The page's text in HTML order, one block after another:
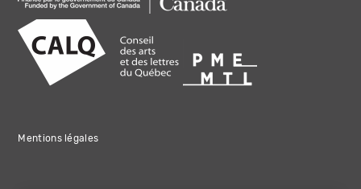
Mentions légales